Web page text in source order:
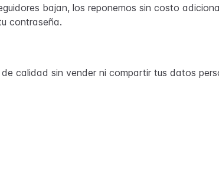
bajan, los reponemos sin costo
contraseña.
calidad sin vender ni compartir tus datos